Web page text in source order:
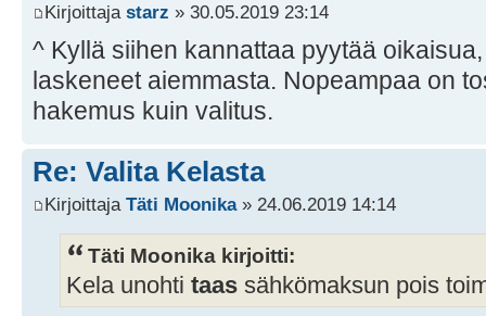
Kirjoittaja starz » 30.05.2019 23:14
^ Kyllä siihen kannattaa pyytää
laskeneet aiemmasta. Nopeampaa on
hakemus kuin valitus.
Re: Valita Kelasta
Kirjoittaja Täti Moonika» 24.06.2019 14:14
Täti Moonika kirjoitti:
Kela unohti taas sähkömaksun pois